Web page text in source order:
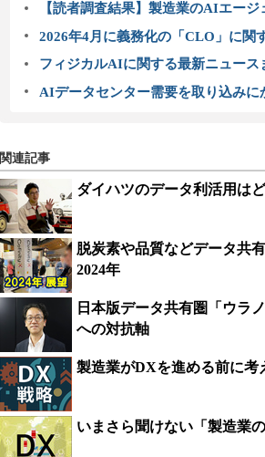
【読者調査結果】製造業のAIエー
2026年4月に義務化の「CLO」に関
フィジカルAIに関する最新ニュース
AIデータセンター需要を取り込み
関連記事
ダイハツのデータ利活用は
脱炭素や品質などデータ共
2024年
日本版データ共有圏「ウラ
への対抗軸
製造業がDXを進める前に考
いまさら聞けない「製造業の